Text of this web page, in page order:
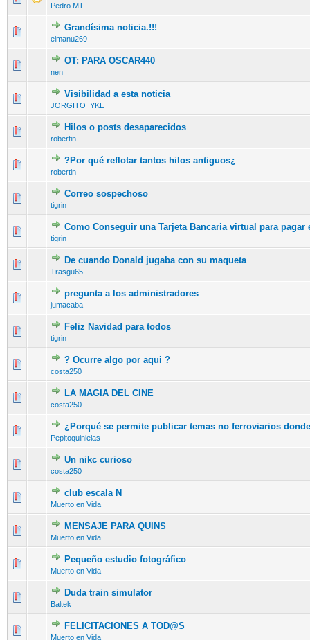
Pedro MT
Grandísima noticia.!!!
elmanu269
OT: PARA OSCAR440
nen
Visibilidad a esta noticia
JORGITO_YKE
Hilos o posts desaparecidos
robertin
?Por qué reflotar tantos hilos antiguos¿
robertin
Correo sospechoso
tigrin
Como Conseguir una Tarjeta Bancaria virtual para pagar
tigrin
De cuando Donald jugaba con su maqueta
Trasgu65
pregunta a los administradores
jumacaba
Feliz Navidad para todos
tigrin
? Ocurre algo por aqui ?
costa250
LA MAGIA DEL CINE
costa250
¿Porqué se permite publicar temas no ferroviarios
Pepitoquinielas
Un nikc curioso
costa250
club escala N
Muerto en Vida
MENSAJE PARA QUINS
Muerto en Vida
Pequeño estudio fotográfico
Muerto en Vida
Duda train simulator
Baltek
FELICITACIONES A TOD@S
Muerto en Vida